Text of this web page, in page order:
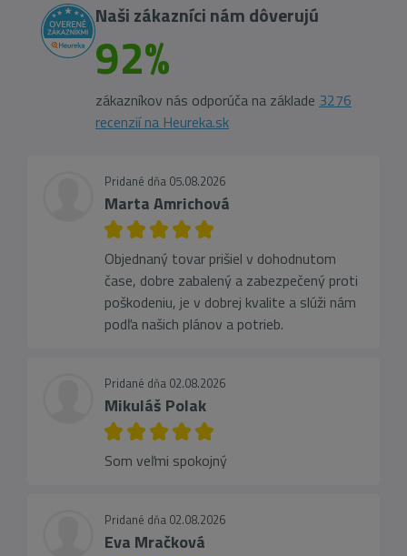
Naši zákazníci nám dôverujú
92%
zákazníkov nás odporúča na základe 3276
recenzií na Heureka.sk
Pridané dňa 05.08.2026
Marta Amrichová
Objednaný tovar prišiel v dohodnutom
čase, dobre zabalený a zabezpečený proti
poškodeniu, je v dobrej kvalite a slúži nám
podľa našich plánov a potrieb.
Pridané dňa 02.08.2026
Mikuláš Polak
Som veľmi spokojný
Pridané dňa 02.08.2026
Eva Mračková